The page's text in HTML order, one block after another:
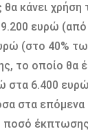
κάνει χρήση
ευρώ
(στο 40%
το οποίο θα
στα 6.400
στα
έκπτωσης